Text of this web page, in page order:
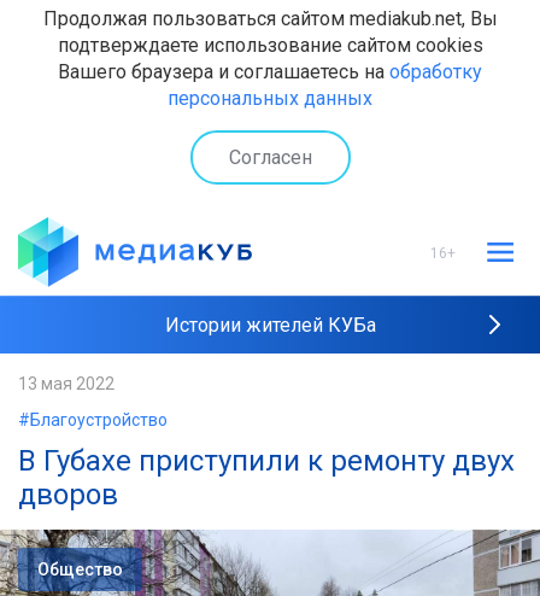
Продолжая пользоваться сайтом mediakub.net, Вы
подтверждаете использование сайтом cookies
Вашего браузера и соглашаетесь на обработку
персональных данных
Согласен
16+
Истории жителей КУБа
13 мая 2022
#Благоустройство
В Губахе приступили к ремонту двух
дворов
Общество